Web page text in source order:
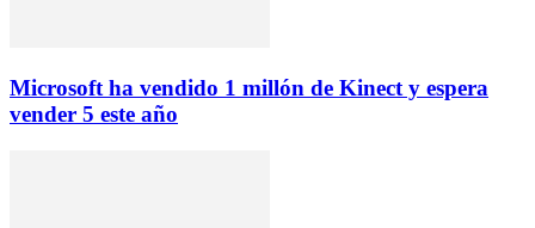
Microsoft ha vendido 1 millón de Kinect y espera
vender 5 este año